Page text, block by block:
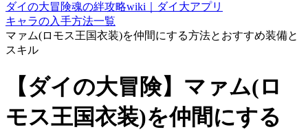
ダイの大冒険魂の絆攻略wiki｜ダイ大アプリ
キャラの入手方法一覧
マァム(ロモス王国衣装)を仲間にする方法とおすすめ装備と
スキル
【ダイの大冒険】マァム(ロ
モス王国衣装)を仲間にする